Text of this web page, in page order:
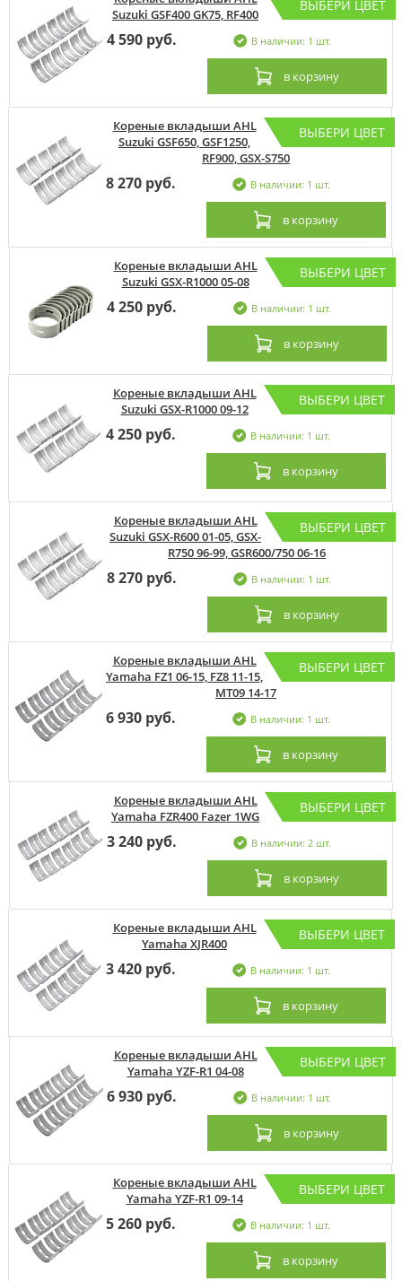
ВЫБЕРИ ЦВЕТ
Suzuki GSF400 GK75, RF400
4 590 руб. В наличии: 1 шт.
в корзину
ВЫБЕРИ ЦВЕТ
Кореные вкладыши AHL
Suzuki GSF650, GSF1250,
RF900, GSX-S750
8 270 руб. В наличии: 1 шт.
в корзину
ВЫБЕРИ ЦВЕТ
Кореные вкладыши AHL
Suzuki GSX-R1000 05-08
4 250 руб. В наличии: 1 шт.
в корзину
ВЫБЕРИ ЦВЕТ
Кореные вкладыши AHL
Suzuki GSX-R1000 09-12
4 250 руб. В наличии: 1 шт.
в корзину
ВЫБЕРИ ЦВЕТ
Кореные вкладыши AHL
Suzuki GSX-R600 01-05, GSX-
R750 96-99, GSR600/750 06-16
8 270 руб. В наличии: 1 шт.
в корзину
ВЫБЕРИ ЦВЕТ
Кореные вкладыши AHL
Yamaha FZ1 06-15, FZ8 11-15,
MT09 14-17
6 930 руб. В наличии: 1 шт.
в корзину
ВЫБЕРИ ЦВЕТ
Кореные вкладыши AHL
Yamaha FZR400 Fazer 1WG
3 240 руб. В наличии: 2 шт.
в корзину
ВЫБЕРИ ЦВЕТ
Кореные вкладыши AHL
Yamaha XJR400
3 420 руб. В наличии: 1 шт.
в корзину
ВЫБЕРИ ЦВЕТ
Кореные вкладыши AHL
Yamaha YZF-R1 04-08
6 930 руб. В наличии: 1 шт.
в корзину
ВЫБЕРИ ЦВЕТ
Кореные вкладыши AHL
Yamaha YZF-R1 09-14
5 260 руб. В наличии: 1 шт.
в корзину